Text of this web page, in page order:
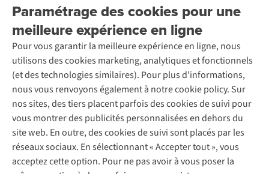
Paramétrage des cookies pour une
meilleure expérience en ligne
Pour vous garantir la meilleure expérience en ligne, nous
utilisons des cookies marketing, analytiques et fonctionnels
(et des technologies similaires). Pour plus d'informations,
nous vous renvoyons également à notre cookie policy. Sur
nos sites, des tiers placent parfois des cookies de suivi pour
vous montrer des publicités personnalisées en dehors du
site web. En outre, des cookies de suivi sont placés par les
réseaux sociaux. En sélectionnant « Accepter tout », vous
acceptez cette option. Pour ne pas avoir à vous poser la
Retourner
Rétractation d'une commande
Entretien & réparations
Garantie
Contactez-nous
Entreprise responsable
À propos d’Ayacucho
Nos magasins
À propos d’A.S.Adventure
Déclaration d'accessibilité
Location / Location sports d’hiver
Seconde-main
Entretien de ski
Service de lavage
Entretien de chaussures
Réparation de chaussures
Réparation de vêtements
Retouches
Pour les entreprises
Découvrez
A.S.Magazine
Explore Camp
Expertise & conseils
Abonnez-vous à la newsletter
Suivez-nous